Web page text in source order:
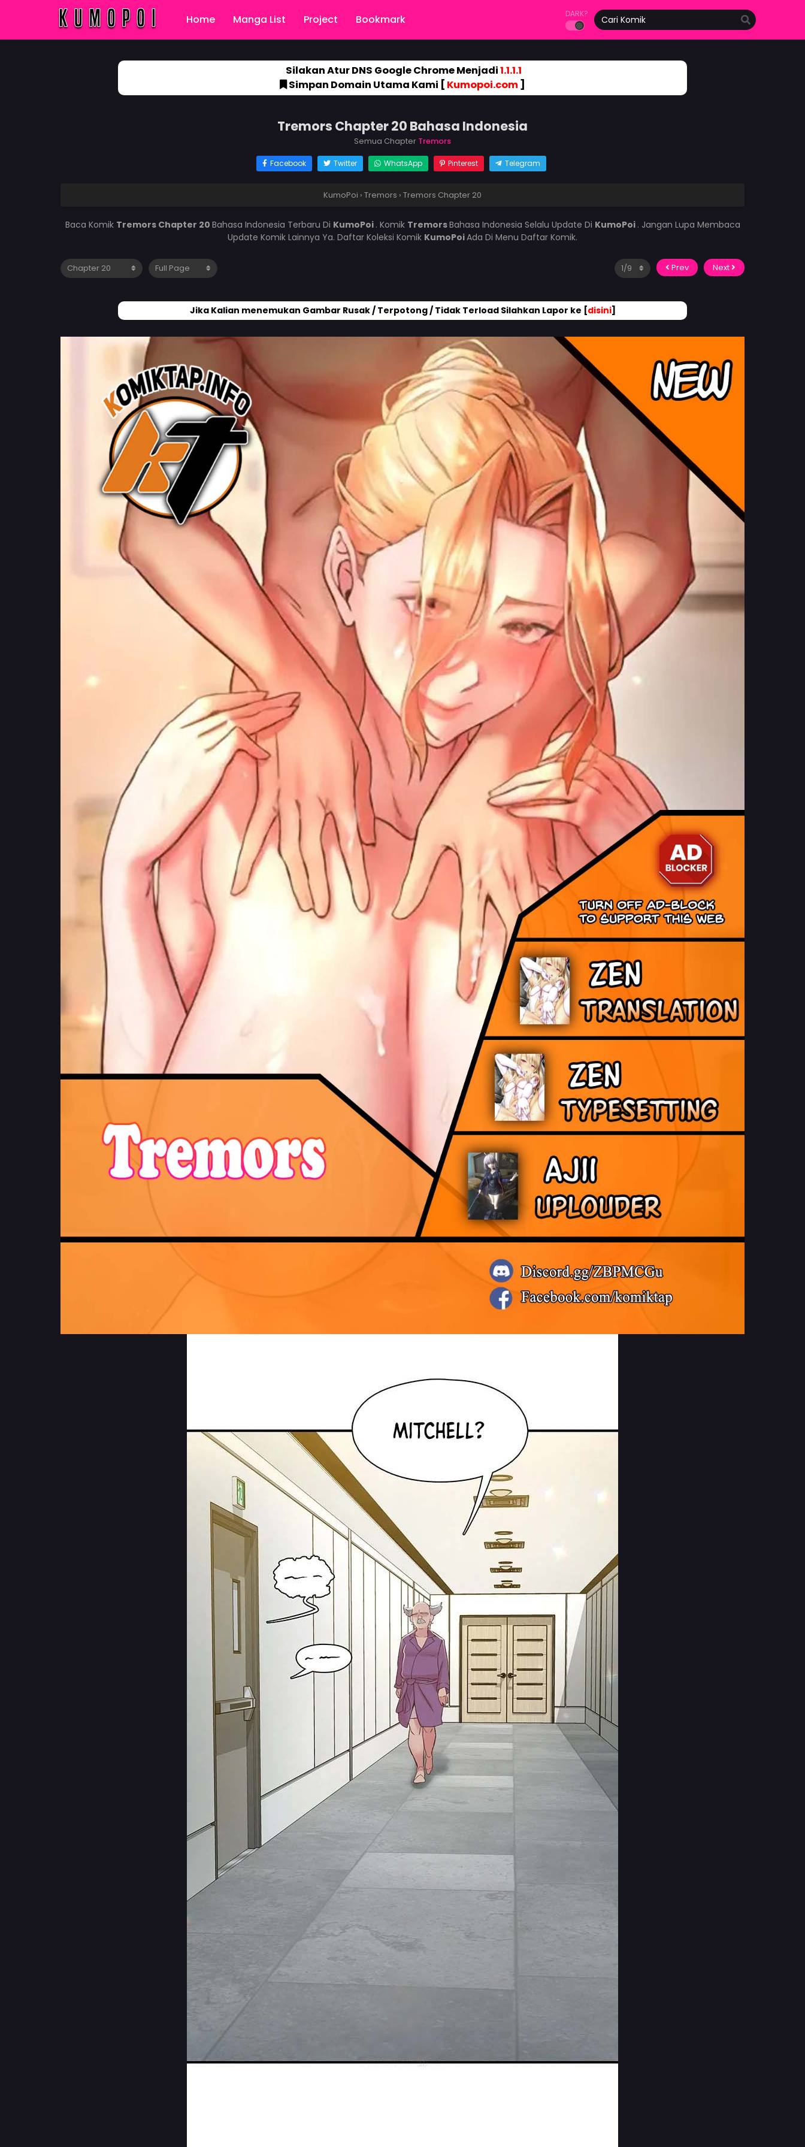
Home Manga List Project Bookmark DARK?
Silakan Atur DNS Google Chrome Menjadi1.1.1.1
Simpan Domain Utama Kami [ Kumopoi.com]
Tremors Chapter 20 Bahasa Indonesia
Semua Chapter Tremors
Facebook Twitter WhatsApp Pinterest Telegram
KumoPoi › Tremors › Tremors Chapter 20
Baca Komik Tremors Chapter 20 Bahasa Indonesia Terbaru Di KumoPoi . Komik TremorsBahasa Indonesia Selalu Update Di KumoPoi . Jangan Lupa Membaca
Update Komik Lainnya Ya. Daftar Koleksi Komik KumoPoiAda Di Menu Daftar Komik.
Prev Next
Jika Kalian menemukan Gambar Rusak / Terpotong / Tidak Terload Silahkan Lapor ke [disini]